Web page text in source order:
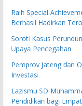
Raih Special
Berhasil Hadirkan
Soroti Kasus
Upaya Pencegahan
Pemprov Jateng dan
Investasi
Lazismu SD
Pendidikan bagi